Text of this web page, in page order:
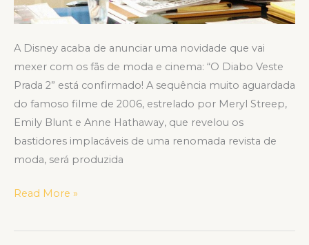
A Disney acaba de anunciar uma novidade que vai
mexer com os fãs de moda e cinema: “O Diabo Veste
Prada 2” está confirmado! A sequência muito aguardada
do famoso filme de 2006, estrelado por Meryl Streep,
Emily Blunt e Anne Hathaway, que revelou os
bastidores implacáveis de uma renomada revista de
moda, será produzida
Read More »